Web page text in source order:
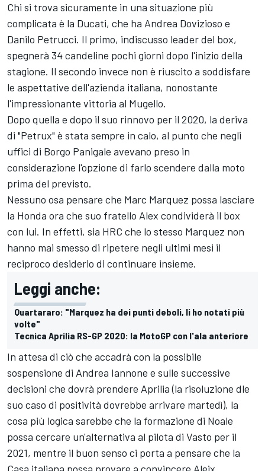
Chi si trova sicuramente in una situazione più
complicata è la Ducati, che ha Andrea Dovizioso e
Danilo Petrucci. Il primo, indiscusso leader del box,
spegnerà 34 candeline pochi giorni dopo l'inizio della
stagione. Il secondo invece non è riuscito a soddisfare
le aspettative dell'azienda italiana, nonostante
l'impressionante vittoria al Mugello.
Dopo quella e dopo il suo rinnovo per il 2020, la deriva
di "Petrux" è stata sempre in calo, al punto che negli
uffici di Borgo Panigale avevano preso in
considerazione l'opzione di farlo scendere dalla moto
prima del previsto.
Nessuno osa pensare che Marc Marquez possa lasciare
la Honda ora che suo fratello Alex condividerà il box
con lui. In effetti, sia HRC che lo stesso Marquez non
hanno mai smesso di ripetere negli ultimi mesi il
reciproco desiderio di continuare insieme.
Leggi anche:
Quartararo: "Marquez ha dei punti deboli, li ho notati più
volte"
Tecnica Aprilia RS-GP 2020: la MotoGP con l'ala anteriore
In attesa di ciò che accadrà con la possibile
sospensione di Andrea Iannone e sulle successive
decisioni che dovrà prendere Aprilia (la risoluzione dle
suo caso di positività dovrebbe arrivare martedì), la
cosa più logica sarebbe che la formazione di Noale
possa cercare un'alternativa al pilota di Vasto per il
2021, mentre il buon senso ci porta a pensare che la